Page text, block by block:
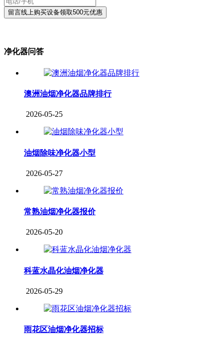
净化器问答
澳洲油烟净化器品牌排行
2026-05-25
油烟除味净化器小型
2026-05-27
常熟油烟净化器报价
2026-05-20
科蓝水晶化油烟净化器
2026-05-29
雨花区油烟净化器招标